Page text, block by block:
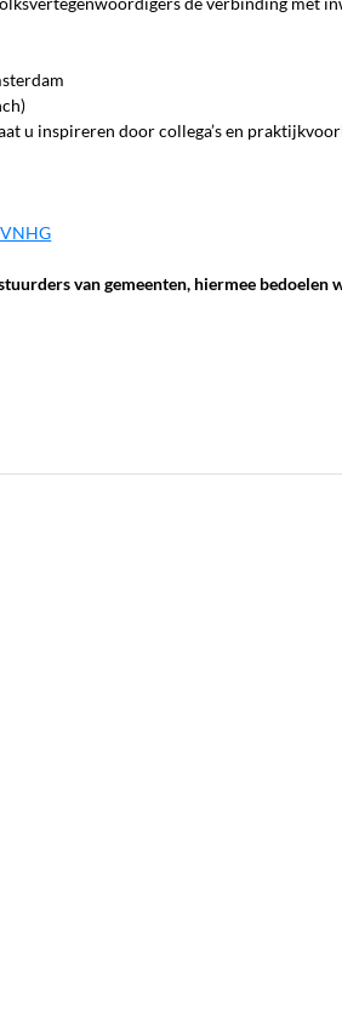
u inspireren door collega’s en
van gemeenten, hiermee bedoelen